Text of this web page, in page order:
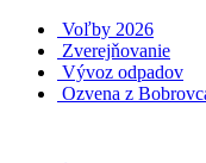
Voľby 2026
Zverejňovanie
Vývoz odpadov
Ozvena z